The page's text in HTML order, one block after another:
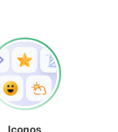
Iconos